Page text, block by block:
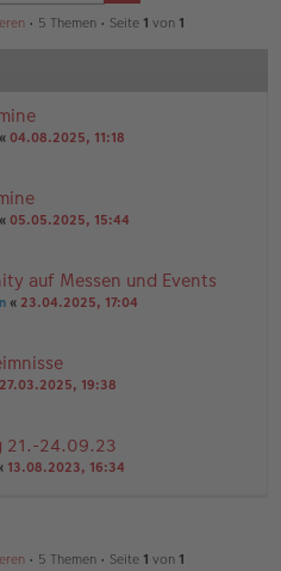
• 5 Themen • Seite 1 von 1
« 04.08.2025, 11:18
« 05.05.2025, 15:44
auf Messen und Events
« 23.04.2025, 17:04
27.03.2025, 19:38
21.-24.09.23
13.08.2023, 16:34
• 5 Themen • Seite 1 von 1